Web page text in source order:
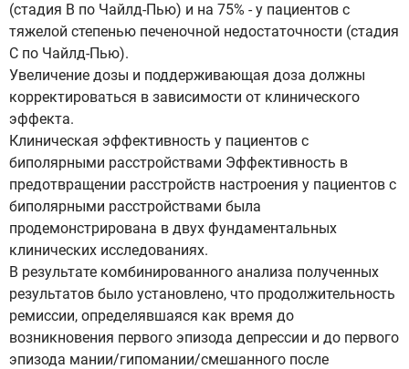
(стадия В по Чайлд-Пью) и на 75% - у пациентов с
тяжелой степенью печеночной недостаточности (стадия
С по Чайлд-Пью).
Увеличение дозы и поддерживающая доза должны
корректироваться в зависимости от клинического
эффекта.
Клиническая эффективность у пациентов с
биполярными расстройствами Эффективность в
предотвращении расстройств настроения у пациентов с
биполярными расстройствами была
продемонстрирована в двух фундаментальных
клинических исследованиях.
В результате комбинированного анализа полученных
результатов было установлено, что продолжительность
ремиссии, определявшаяся как время до
возникновения первого эпизода депрессии и до первого
эпизода мании/гипомании/смешанного после